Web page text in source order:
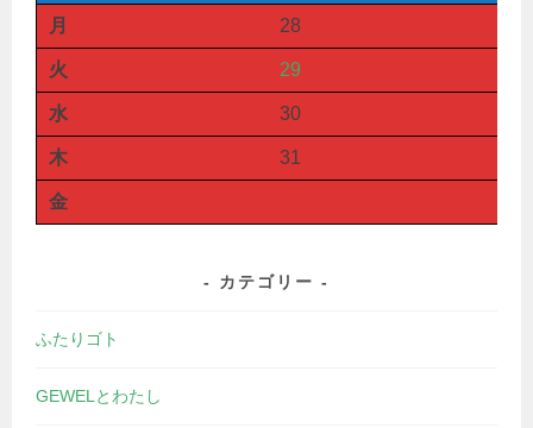
月 28
火 29
水 30
木 31
金
カテゴリー
ふたりゴト
GEWELとわたし